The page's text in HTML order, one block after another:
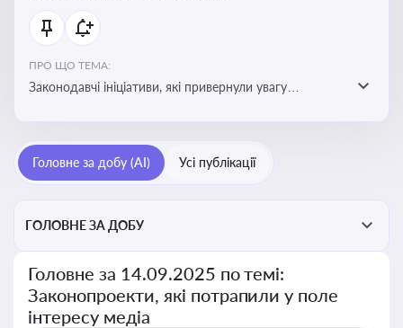
ПРО ЩО ТЕМА:
Законодавчі ініціативи, які привернули увагу
прийняття цих проектів пишуть в медіа. Які проекти
викликають найбільше критики
Головне за добу (AI) Усі публікації
ГОЛОВНЕ ЗА ДОБУ
Головне за 14.09.2025 по темі:
Законопроекти, які потрапили у поле
інтересу медіа